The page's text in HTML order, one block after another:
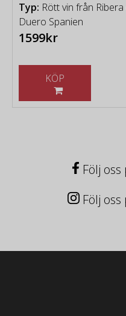
Typ: Rött vin från Ribera
Duero Spanien
1599kr
Följ
Följ